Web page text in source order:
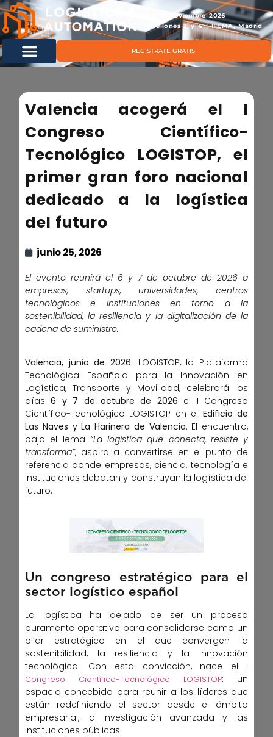
11 & 12 noviembre 2026
Pabellones 2 y 4 | IFEMA, Madrid
REGISTRATE GRATIS
Valencia acogerá el I
Congreso Científico-
Tecnológico LOGISTOP, el
primer gran foro nacional
dedicado a la logística
del futuro
junio 25, 2026
El evento reunirá el 6 y 7 de octubre de 2026 a
empresas, startups, universidades, centros
tecnológicos e instituciones en torno a la
sostenibilidad, la resiliencia y la digitalización de la
cadena de suministro.
Valencia, junio de 2026. LOGISTOP, la Plataforma
Tecnológica Española para la Innovación en
Logística, Transporte y Movilidad, celebrará los
días6 y 7 de octubre de 2026 el I Congreso
Científico-Tecnológico LOGISTOP en el Edificio de
Las Naves y La Harinera de Valencia. El encuentro,
bajo el lema “La logística que conecta, resiste y
transforma”, aspira a convertirse en el punto de
referencia donde empresas, ciencia, tecnología e
instituciones debatan y construyan la logística del
futuro.
Un congreso estratégico para el
sector logístico español
La logística ha dejado de ser un proceso
puramente operativo para consolidarse como un
pilar estratégico en el que convergen la
sostenibilidad, la resiliencia y la innovación
tecnológica. Con esta convicción, nace el
I
Congreso Científico-Tecnológico LOGISTOP: un
espacio concebido para reunir a los líderes que
están redefiniendo el sector desde el ámbito
empresarial, la investigación avanzada y las
instituciones públicas.